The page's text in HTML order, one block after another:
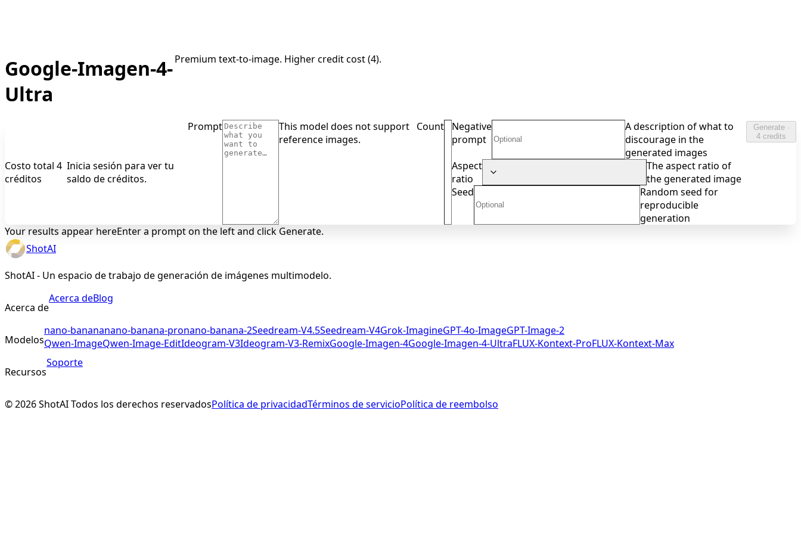
Google-Imagen-4-
Ultra
Premium text-to-image. Higher credit cost (4).
Costo total 4
créditos
Inicia sesión para ver tu
saldo de créditos.
Prompt
This model does not support
reference images.
Count
Negative
prompt
A description of what to
discourage in the
generated images
Aspect
ratio
The aspect ratio of
the generated image
Seed
Random seed for
reproducible
generation
Generate ·
4 credits
Your results appear hereEnter a prompt on the left and click Generate.
ShotAI
ShotAI - Un espacio de trabajo de generación de imágenes multimodelo.
Acerca de
Acerca deBlog
Modelos
nano-banananano-banana-pronano-banana-2Seedream-V4.5Seedream-V4Grok-ImagineGPT-4o-ImageGPT-Image-2
Qwen-ImageQwen-Image-EditIdeogram-V3Ideogram-V3-RemixGoogle-Imagen-4Google-Imagen-4-UltraFLUX-Kontext-ProFLUX-Kontext-Max
Recursos
Soporte
©2026ShotAITodos los derechos reservadosPolítica de privacidadTérminos de servicioPolítica de reembolso